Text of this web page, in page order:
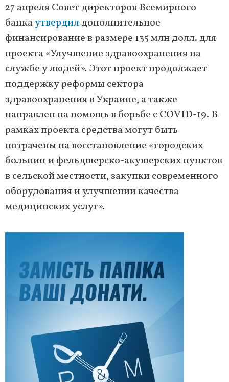
27 апреля Совет директоров Всемирного
банкаутвердилдополнительное
финансирование в размере 135 млн долл. для
проекта «Улучшение здравоохранения на
службе у людей». Этот проект продолжает
поддержку реформы сектора
здравоохранения в Украине, а также
направлен на помощь в борьбе с COVID-19. В
рамках проекта средства могут быть
потрачены на восстановление «городских
больниц и фельдшерско-акушерских пунктов
в сельской местности, закупки современного
оборудования и улучшении качества
медицинских услуг».